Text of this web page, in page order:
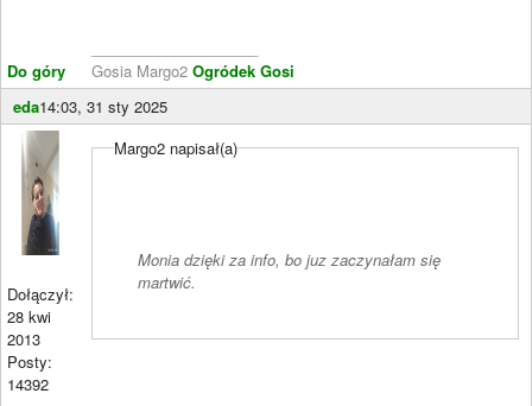
Do góry
Gosia Margo2 Ogródek Gosi
eda14:03, 31 sty 2025
Dołączył:
28 kwi
2013
Posty:
14392
Margo2 napisał(a)
Monia dzięki za info, bo juz zaczynałam się
martwić.